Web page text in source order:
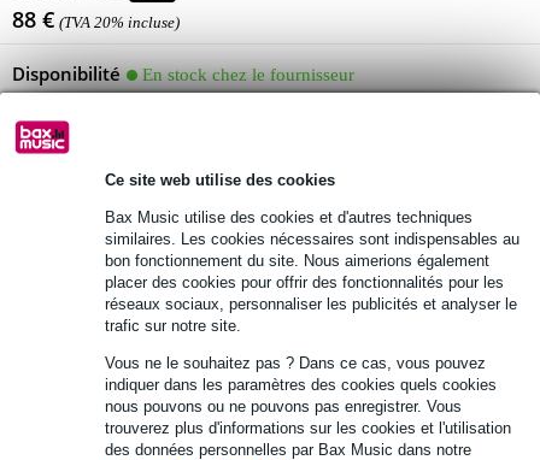
Ce site web utilise des cookies
Bax Music utilise des cookies et d'autres techniques
similaires. Les cookies nécessaires sont indispensables au
bon fonctionnement du site. Nous aimerions également
placer des cookies pour offrir des fonctionnalités pour les
réseaux sociaux, personnaliser les publicités et analyser le
trafic sur notre site.
Vous ne le souhaitez pas ? Dans ce cas, vous pouvez
indiquer dans les paramètres des cookies quels cookies
nous pouvons ou ne pouvons pas enregistrer. Vous
trouverez plus d'informations sur les cookies et l'utilisation
des données personnelles par Bax Music dans notre
88 € (TVA 20% incluse)
Disponibilité
En stock chez le fournisseur
Ajouter au panier
Commande avant 23:00 = dans un délai d'environ 8 jours
ouvrables à domicile
30 jours satisfait ou remboursé